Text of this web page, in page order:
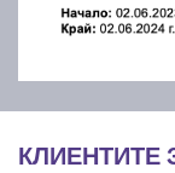
КЛИЕНТИТЕ